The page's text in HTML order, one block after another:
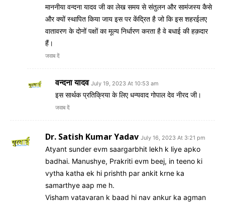
माननीया वन्दना यादव जी का लेख समय से संतुलन और सामंजस्य कैसे
और क्यों स्थापित किया जाय इस पर केंद्रित है जो कि इस शहरईलए
वातावरण के दोनों पक्षों का मूल्य निर्धारण करता है वे बधाई की हक़दार
हैं।
जवाब दें
वन्दना यादव July 19, 2023 At 10:53 am
इस सार्थक प्रतिक्रिया के लिए धन्यवाद गोपाल देव नीरद जी।
जवाब दें
Dr. Satish Kumar Yadav July 16, 2023 At 3:21 pm
Atyant sunder evm saargarbhit lekh k liye apko
badhai. Manushye, Prakriti evm beej, in teeno ki
vytha katha ek hi prishth par ankit krne ka
samarthye aap me h.
Visham vatavaran k baad hi nav ankur ka agman